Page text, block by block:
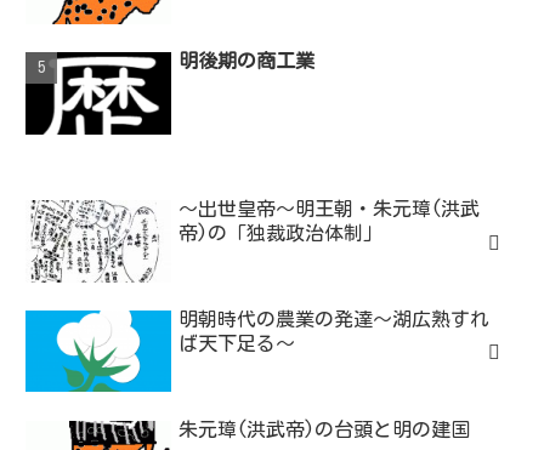
明後期の商工業
～出世皇帝～明王朝・朱元璋(洪武
帝)の「独裁政治体制」
明朝時代の農業の発達～湖広熟すれ
ば天下足る～
朱元璋(洪武帝)の台頭と明の建国